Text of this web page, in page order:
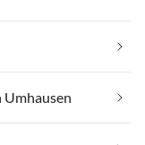
Umhausen